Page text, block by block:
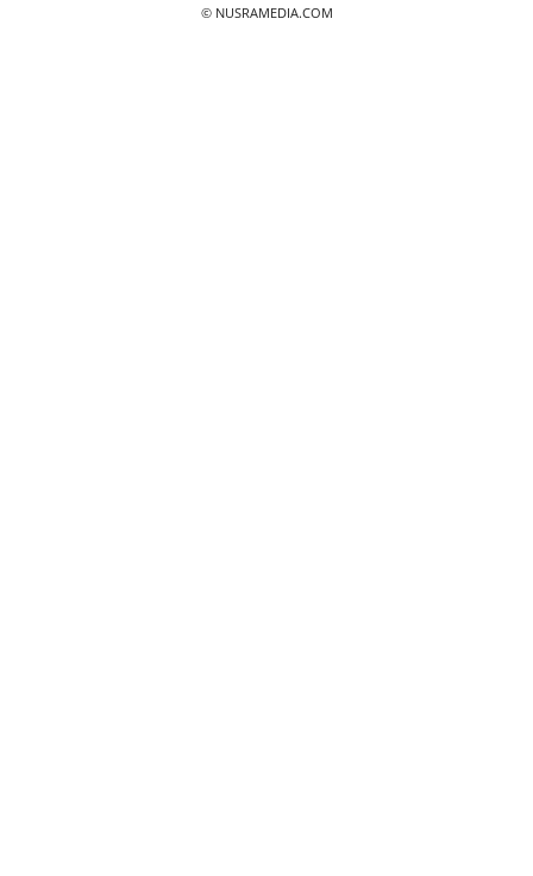
© NUSRAMEDIA.COM